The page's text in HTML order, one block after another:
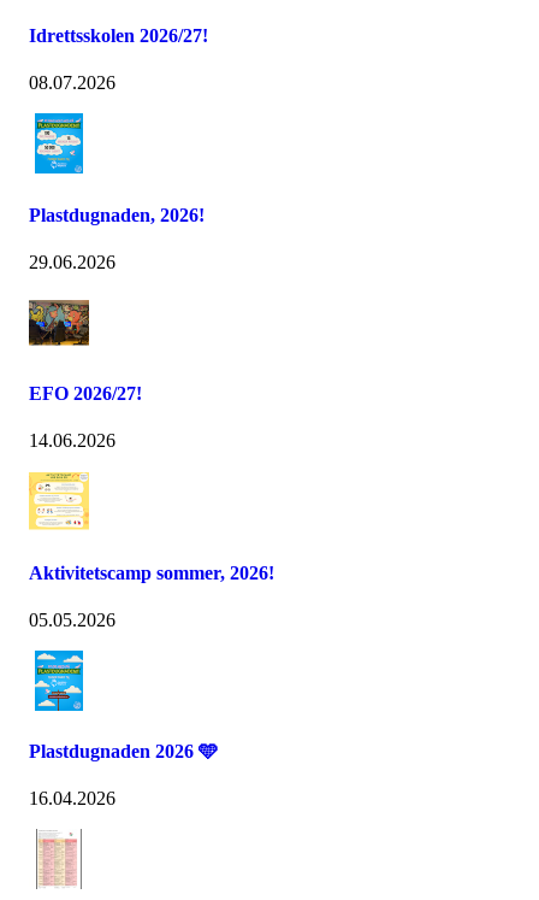
Idrettsskolen 2026/27!
08.07.2026
Plastdugnaden, 2026!
29.06.2026
EFO 2026/27!
14.06.2026
Aktivitetscamp sommer, 2026!
05.05.2026
Plastdugnaden 2026 🩵
16.04.2026